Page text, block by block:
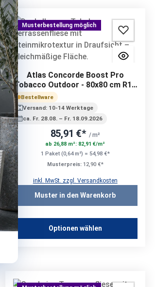
Musterbestellung möglich
Atlas Concorde Boost Pro
Tobacco Outdoor - 80x80 cm R11
A+B+C | 20 mm
Bestellware
Versand: 10-14 Werktage
ca. Fr. 28.08. – Fr. 18.09.2026
85,91 €* / m²
ab 26,88 m²: 82,91 €/m²
1 Paket (0,64 m²) = 54,98 €*
Musterpreis: 12,90 €*
inkl. MwSt. zzgl. Versandkosten
Muster in den Warenkorb
Optionen wählen